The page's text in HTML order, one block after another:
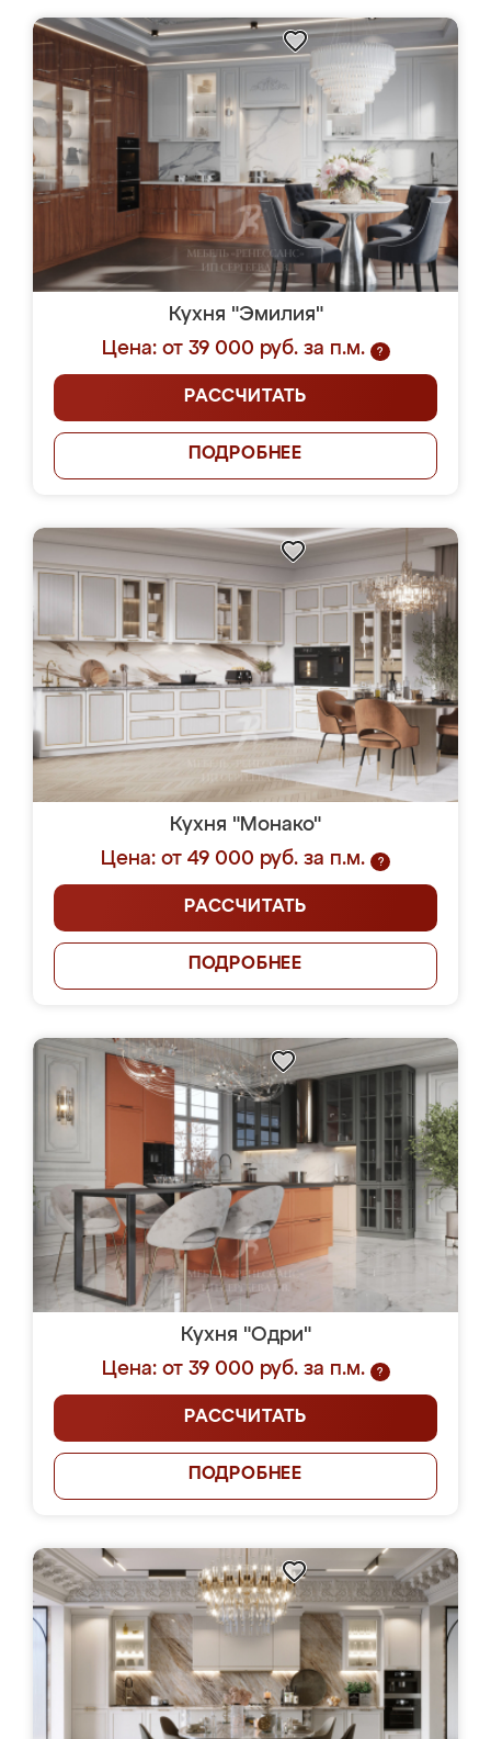
Кухня "Эмилия"
Цена: от 39 000 руб. за п.м.
?
РАССЧИТАТЬ
ПОДРОБНЕЕ
Кухня "Монако"
Цена: от 49 000 руб. за п.м.
?
РАССЧИТАТЬ
ПОДРОБНЕЕ
Кухня "Одри"
Цена: от 39 000 руб. за п.м.
?
РАССЧИТАТЬ
ПОДРОБНЕЕ